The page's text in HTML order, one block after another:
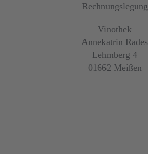
Rechnungslegung
Vinothek
Annekatrin Rades
Lehmberg 4
01662 Meißen